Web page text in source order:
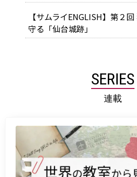
【サムライENGLISH】第２
守る「仙台城跡」
SERIES
連載